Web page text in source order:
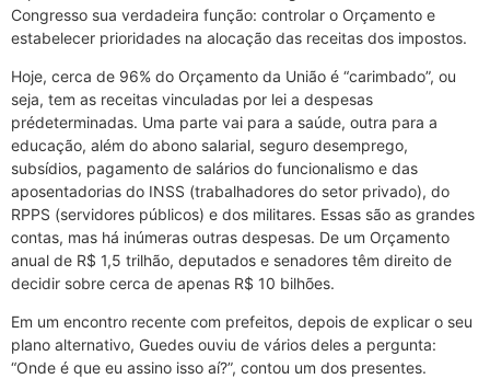
Congresso sua verdadeira função: controlar o Orçamento e
estabelecer prioridades na alocação das receitas dos impostos.
Hoje, cerca de 96% do Orçamento da União é “carimbado”, ou
seja, tem as receitas vinculadas por lei a despesas
prédeterminadas. Uma parte vai para a saúde, outra para a
educação, além do abono salarial, seguro desemprego,
subsídios, pagamento de salários do funcionalismo e das
aposentadorias do INSS (trabalhadores do setor privado), do
RPPS (servidores públicos) e dos militares. Essas são as grandes
contas, mas há inúmeras outras despesas. De um Orçamento
anual de R$ 1,5 trilhão, deputados e senadores têm direito de
decidir sobre cerca de apenas R$ 10 bilhões.
Em um encontro recente com prefeitos, depois de explicar o seu
plano alternativo, Guedes ouviu de vários deles a pergunta:
“Onde é que eu assino isso aí?”, contou um dos presentes.